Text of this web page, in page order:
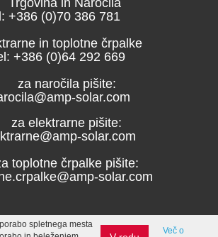
+386 (0)70 386 781
in toplotne črpalke
+386 (0)64 292 669
za naročila pišite:
solar.com
za elektrarne pišite:
solar.com
toplotne črpalke pišite:
solar.com
spletnega mesta
Več o